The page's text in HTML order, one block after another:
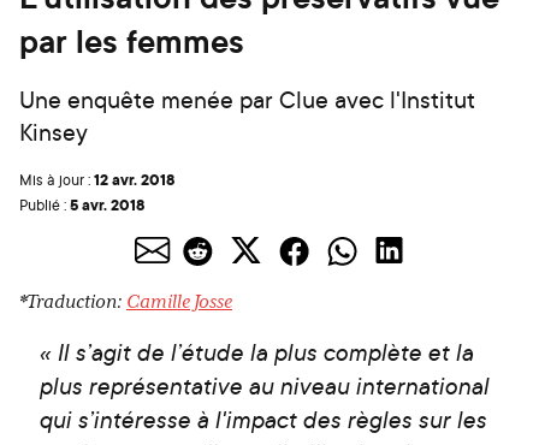
par les femmes
Une enquête menée par Clue avec l'Institut
Kinsey
Mis à jour :12 avr. 2018
Publié :5 avr. 2018
*Traduction: Camille Josse
« Il s’agit de l’étude la plus complète et la
plus représentative au niveau international
qui s’intéresse à l'impact des règles sur les